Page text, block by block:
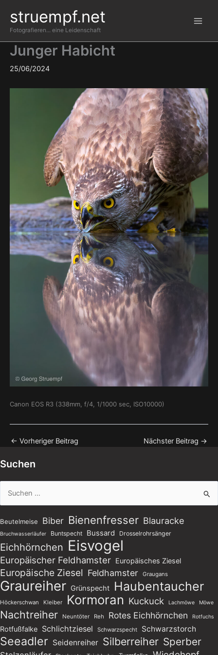
Inhalt
springen
struempf.net
Fotografieren... eine Leidenschaft
Junger Habicht
25/06/2024
Canon EOS R3 (338mm, f/4, 1/1000 sec, ISO10000)
← Vorheriger Beitrag Nächster Beitrag →
Suchen
nach:
Beutelmeise Biber Bienenfresser Blauracke
Bruchwasserläufer Buntspecht Bussard Drosselrohrsänger
Eichhörnchen Eisvogel
Europäischer Feldhamster Europäisches Ziesel
Europäische Ziesel Feldhamster Graugans
Graureiher Grünspecht Haubentaucher
Höckerschwan Kleiber Kormoran Kuckuck Lachmöwe Möwe
Nachtreiher Neuntöter Reh Rotes Eichhörnchen Rotfuchs
Rotfußfalke Schlichtziesel Schwarzspecht Schwarzstorch
Seeadler Seidenreiher Silberreiher Sperber